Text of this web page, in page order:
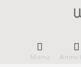
Menü